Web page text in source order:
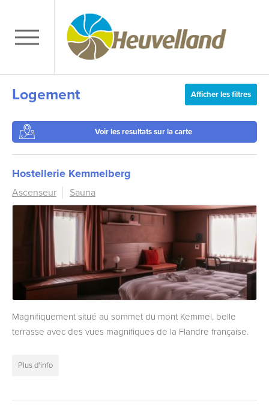
Logement
Voir les resultats sur la carte
Afficher les filtres
Hostellerie Kemmelberg
Ascenseur Sauna
Magnifiquement situé au sommet du mont Kemmel, belle
terrasse avec des vues magnifiques de la Flandre française.
Plus d'info